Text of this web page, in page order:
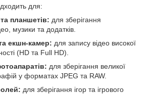
для:
планшетів: для зберігання
музики та додатків.
екшн-камер: для запису відео високої
(HD та Full HD).
для зберігання великої
у форматах JPEG та RAW.
для зберігання ігор та ігрового